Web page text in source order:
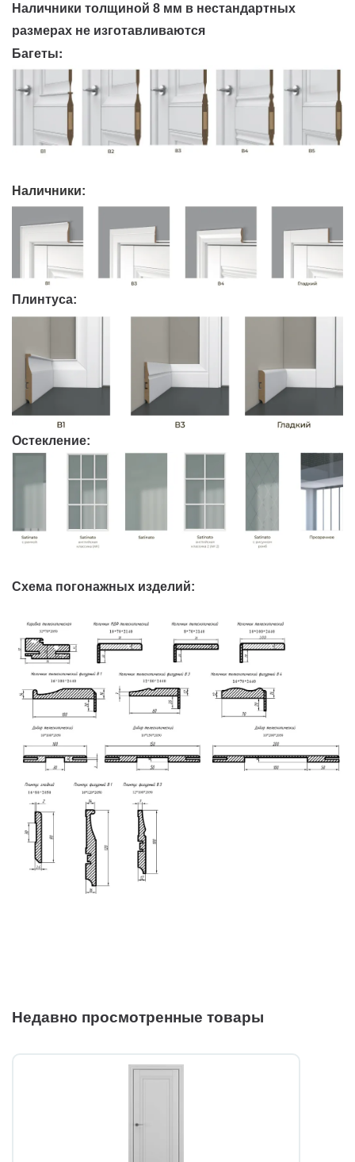
Наличники толщиной 8 мм в нестандартных
размерах не изготавливаются
Багеты:
Наличники:
Плинтуса:
Остекление:
Схема погонажных изделий:
Недавно просмотренные товары